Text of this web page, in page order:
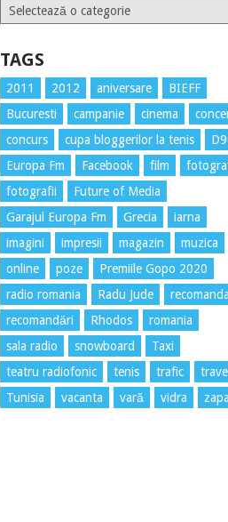
Etichete
TAGS
2011 2012 aniversare
BIEFF
Bucuresti
campanie cinema
concurs
cupa bloggerilor la tenis
Europa Fm
Facebook film
fotografii
Future of Media
Garajul Europa Fm
Grecia
iarna
imagini
impresii magazin
muzica
online
poze
Premiile Gopo 2020
radio romania
Radu Jude
recomandări
Rhodos
romania
sala radio
snowboard
Taxi
teatru radiofonic
tenis trafic
travel
Tunisia
vacanta vară vidra